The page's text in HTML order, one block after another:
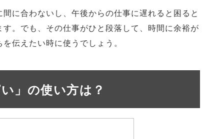
に合わないし、午後からの仕事に遅れると困ると
。でも、その仕事がひと段落して、時間に余裕が
伝えたい時に使うでしょう。
」の使い方は？